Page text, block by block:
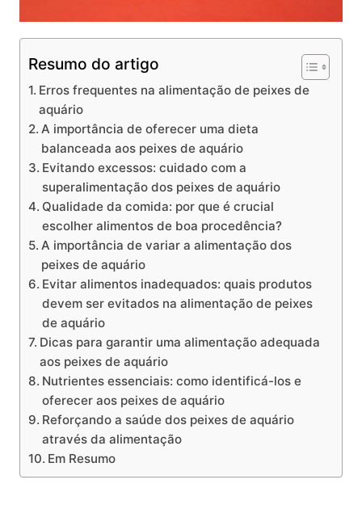
Resumo do artigo
Erros frequentes na alimentação de peixes de⁢
aquário
A importância de oferecer uma‍ dieta
balanceada aos peixes ⁤de aquário
Evitando excessos: cuidado com a
superalimentação dos peixes de aquário
Qualidade⁤ da ​comida: por que é crucial
escolher alimentos de boa procedência?
A importância de variar ⁢a alimentação dos
peixes de aquário
Evitar alimentos ⁣inadequados: quais ⁤produtos
devem ser evitados na alimentação de ‌peixes
⁣de aquário
Dicas ⁤para garantir ⁣uma alimentação ⁢adequada ​
aos peixes de aquário
Nutrientes essenciais: como ⁢identificá-los e
oferecer aos peixes de aquário
Reforçando a saúde dos peixes de aquário
através ⁢da alimentação
Em Resumo